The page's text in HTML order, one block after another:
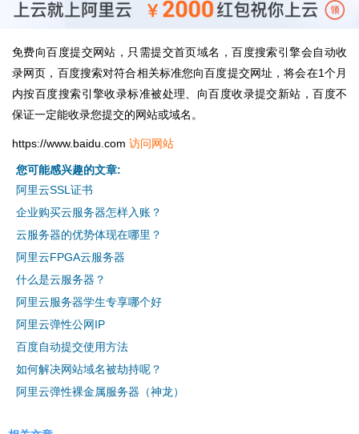
免费向百度提交网站，只需提交首页域名，百度搜索引擎会自动收
录网页，百度搜索对符合相关标准您向百度提交网址，将会在1个月
内按百度搜索引擎收录标准被处理、向百度收录提交新站，百度不
保证一定能收录您提交的网站或域名。
https://www.baidu.com 访问网站
您可能感兴趣的文章:
阿里云SSL证书
企业购买云服务器怎样入账？
云服务器的优势体现在哪里？
阿里云FPGA云服务器
什么是云服务器？
阿里云服务器学生专享哪个好
阿里云弹性公网IP
百度自动提交使用方法
如何解决网站域名被劫持呢？
阿里云弹性裸金属服务器（神龙）